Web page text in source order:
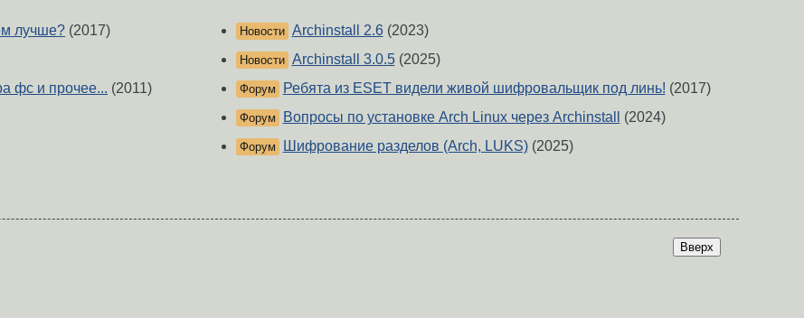
лучше? (2017)
фс и прочее... (2011)
Новости Archinstall 2.6(2023)
Новости Archinstall 3.0.5(2025)
Форум Ребята из ESET видели живой шифровальщик под линь! (2017)
Форум Вопросы по установке Arch Linux через Archinstall (2024)
Форум Шифрование разделов (Arch, LUKS)(2025)
Вверх